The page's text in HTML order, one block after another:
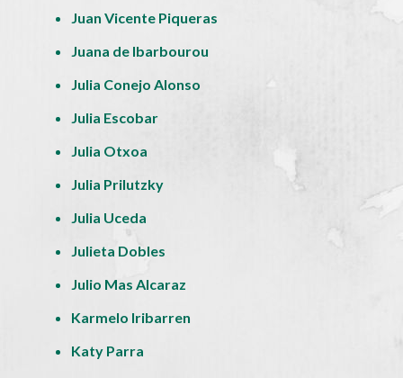
Juan Vicente Piqueras
Juana de Ibarbourou
Julia Conejo Alonso
Julia Escobar
Julia Otxoa
Julia Prilutzky
Julia Uceda
Julieta Dobles
Julio Mas Alcaraz
Karmelo Iribarren
Katy Parra